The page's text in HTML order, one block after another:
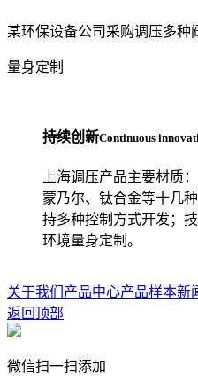
某环保设备公司采购调压多种
量身定制
持续创新Continuous
上海调压产品主要材质
蒙乃尔、钛合金等十几
持多种控制方式开发；
环境量身定制。
关于我们 产品中心产品样本新
返回顶部
微信扫一扫添加